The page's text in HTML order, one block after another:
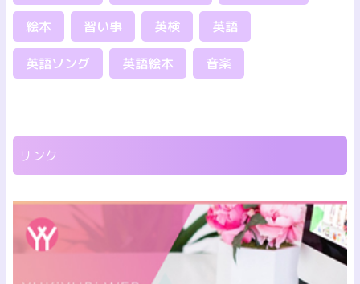
絵本 習い事 英検 英語
英語ソング 英語絵本 音楽
リンク